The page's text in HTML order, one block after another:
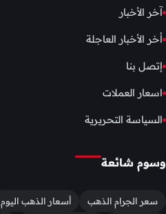
آخر الأخبار
أخر الأخبار العاجلة
إتصل بنا
اسعار العملات
السياسة التحريرية
وسوم شائعة
سعر الجرام الذهب أسعار الذهب اليوم